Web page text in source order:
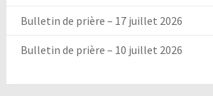
Bulletin de prière – 17 juillet 2026
Bulletin de prière – 10 juillet 2026